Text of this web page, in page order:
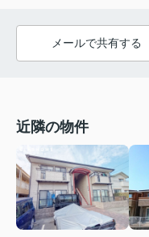
メールで共有する
近隣の物件